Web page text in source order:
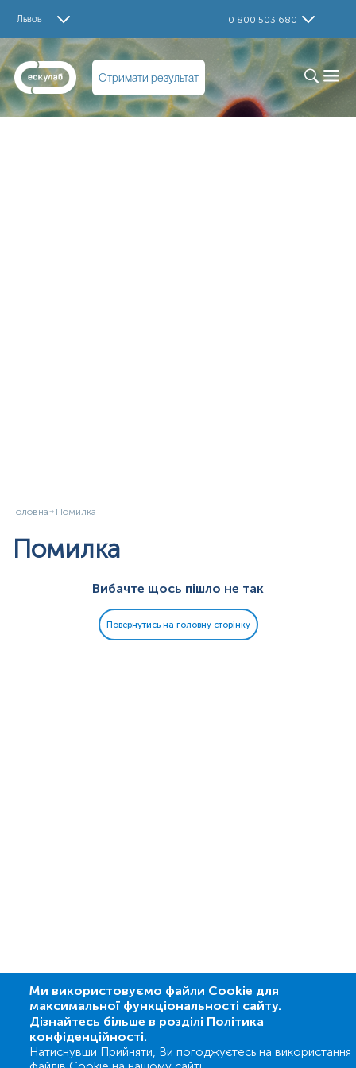
Львов 0 800 503 680
Отримати результат
Головна Помилка
Помилка
Вибачте щось пішло не так
Повернутись на головну сторінку
Ми використовуємо файли Cookie для
максимальної функціональності сайту.
Дізнайтесь більше в розділі Політика
конфіденційності.
Натиснувши Прийняти, Ви погоджуєтесь на використання